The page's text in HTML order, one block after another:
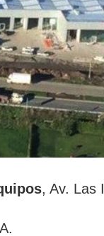
, Av. Las